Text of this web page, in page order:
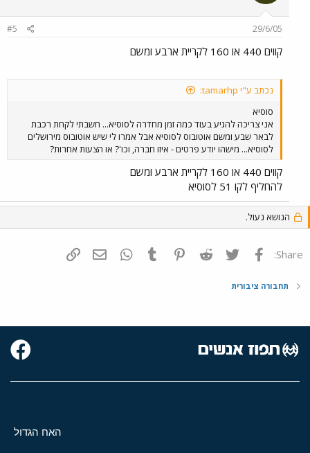
29/6/05
#5
קווים 440 או 160 לקריית ארבע ומשם
נכתב ע"י tamarhp:
סוסיא
אני צריכה להגיע בעוד כמה זמן מחדרה לסוסיא... חשבתי לקחת רכבת
לבאר שבע ומשם אוטובוס לסוסיא אבל אמרו לי שיש אוטובוס מירושלים
לסוסיא... מישהו יודע פרטים - איזו חברה, וכו'? או הצעות אחרות?
קווים 440 או 160 לקריית ארבע ומשם
להחליף לקו 51 לסוסיא
הנושא נעול.
Share: פייסבוק Twitter
Reddit
Pinterest
Tumblr
WhatsAppדואר אלקטרוני
תחבורה ציבורית
האח הגדול